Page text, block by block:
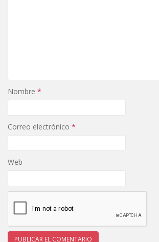
Nombre *
Correo electrónico *
Web